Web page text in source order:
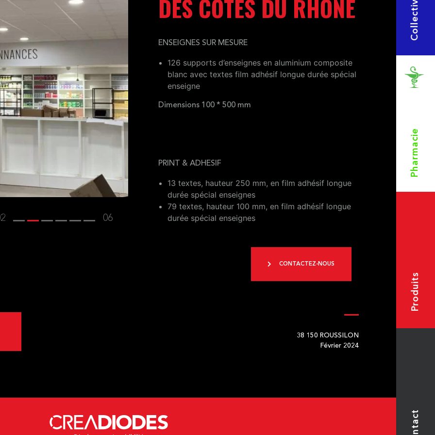
Pharmacie
Produits
06
DES COTES DU RHONE
ENSEIGNES SUR MESURE
126 supports d’enseignes en aluminium composite
blanc avec textes film adhésif longue durée spécial
enseigne
Dimensions 100 * 500 mm
PRINT & ADHESIF
13 textes, hauteur 250 mm, en film adhésif longue
durée spécial enseignes
79 textes, hauteur 100 mm, en film adhésif longue
durée spécial enseignes
CONTACTEZ-NOUS
38 150 ROUSSILON
Février 2024